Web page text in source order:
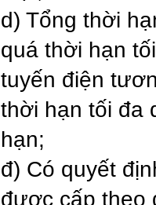
d) Tổng thời
quá thời hạn
tuyến điện
thời hạn tối đa
hạn;
đ) Có quyết
được cấp theo